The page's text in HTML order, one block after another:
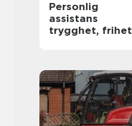
Personlig
assistans
trygghet, frihet